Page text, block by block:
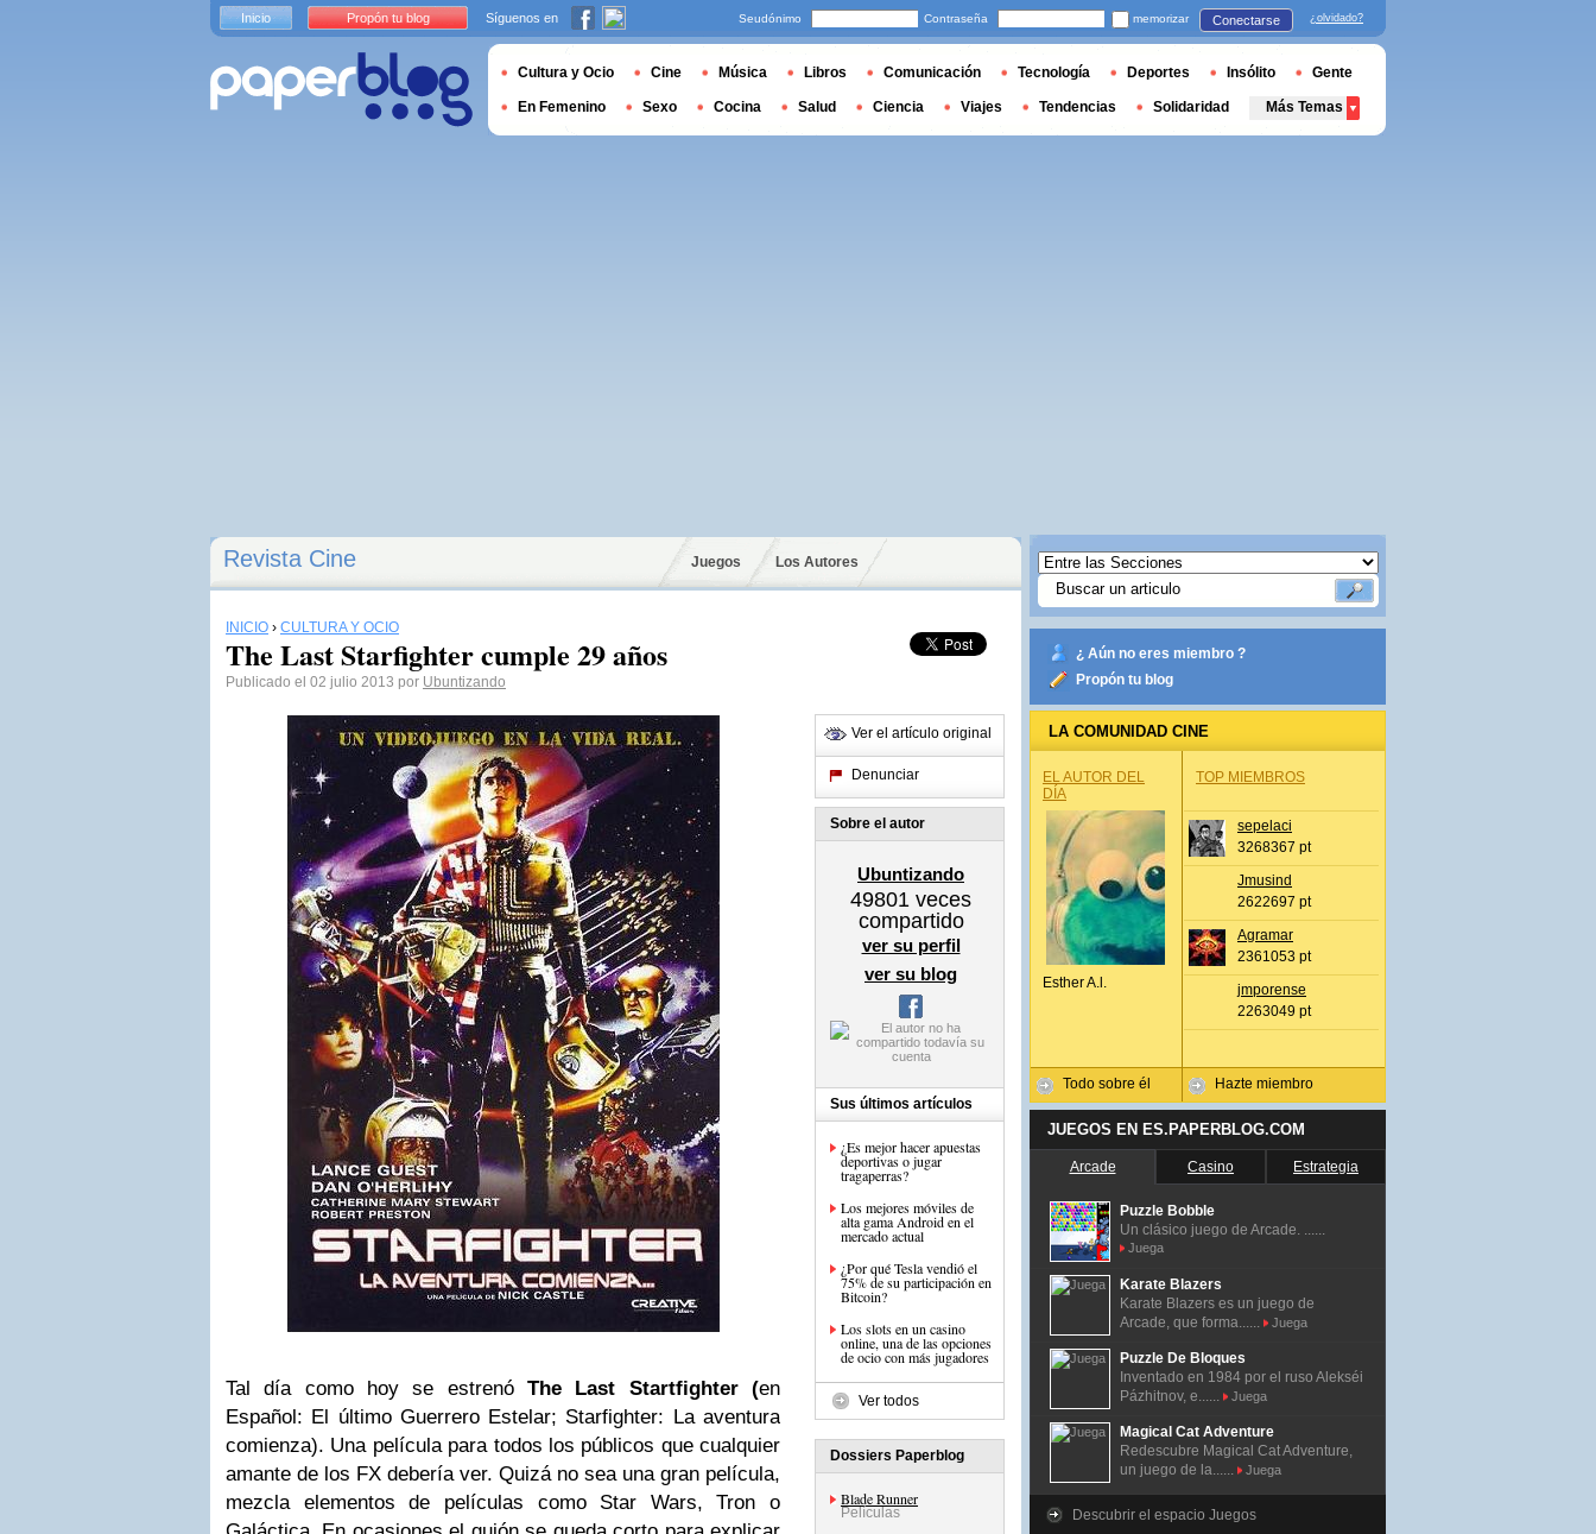
Revista Cine Juegos Los Autores
INICIO › CULTURA Y OCIO
The Last Starfighter cumple 29 años
Publicado el 02 julio 2013 por Ubuntizando
Tal día como hoy se estrenóThe Last Startfighter (en
Español: El último Guerrero Estelar; Starfighter: La aventura
comienza). Una película para todos los públicos que cualquier
amante de los FX debería ver. Quizá no sea una gran película,
mezcla elementos de películas como Star Wars, Tron o
Ver el artículo original
Denunciar
Sobre el autor
Ubuntizando
49801 veces
compartido
ver su perfil
ver su blog
Sus últimos artículos
¿Es mejor hacer apuestas
deportivas o jugar
tragaperras?
Los mejores móviles de
alta gama Android en el
mercado actual
¿Por qué Tesla vendió el
75% de su participación en
Bitcoin?
Los slots en un casino
online, una de las opciones
de ocio con más jugadores
Ver todos
Dossiers Paperblog
Blade Runner
Películas
¿ Aún no eres miembro ?
Propón tu blog
LA COMUNIDAD CINE
EL AUTOR DEL
DÍA
Esther A.l.
Todo sobre él
TOP MIEMBROS
sepelaci
3268367 pt
Jmusind
2622697 pt
Agramar
2361053 pt
jmporense
2263049 pt
Hazte miembro
JUEGOS EN ES.PAPERBLOG.COM
Arcade Casino Estrategia
Puzzle Bobble
Un clásico juego de Arcade. ......
Juega
Karate Blazers
Karate Blazers es un juego de
Arcade, que forma......
Juega
Puzzle De Bloques
Inventado en 1984 por el ruso Alekséi
Pázhitnov, e......
Juega
Magical Cat Adventure
Redescubre Magical Cat Adventure,
un juego de la......
Juega
Descubrir el espacio Juegos
Inicio Propón tu blog Síguenos en Seudónimo Contraseña memorizar Conectarse ¿olvidado?
Cultura y Ocio Cine Música Libros Comunicación Tecnología Deportes Insólito Gente
En Femenino Sexo Cocina Salud Ciencia Viajes Tendencias Solidaridad Más Temas